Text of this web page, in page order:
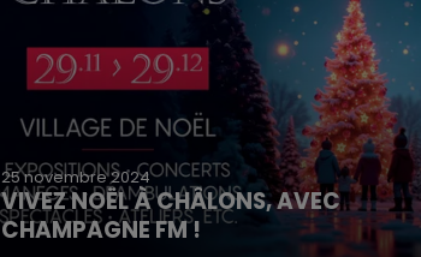
25 novembre 2024
VIVEZ NOËL À CHÂLONS, AVEC
CHAMPAGNE FM !